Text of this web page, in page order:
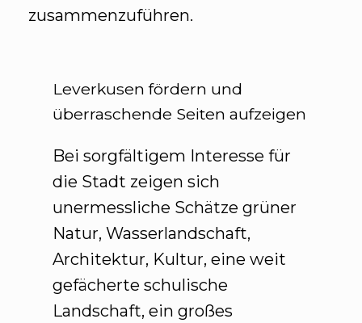
zusammenzuführen.
Leverkusen fördern und
überraschende Seiten aufzeigen
Bei sorgfältigem Interesse für
die Stadt zeigen sich
unermessliche Schätze grüner
Natur, Wasserlandschaft,
Architektur, Kultur, eine weit
gefächerte schulische
Landschaft, ein großes